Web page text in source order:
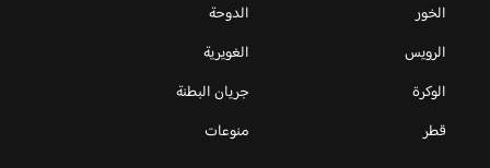
الخور
الدوحة
الرويس
الغويرية
الوكرة
جريان البطنة
قطر
منوعات